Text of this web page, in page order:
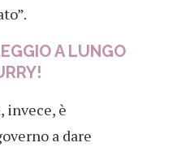
A LUNGO
invece, è
a dare